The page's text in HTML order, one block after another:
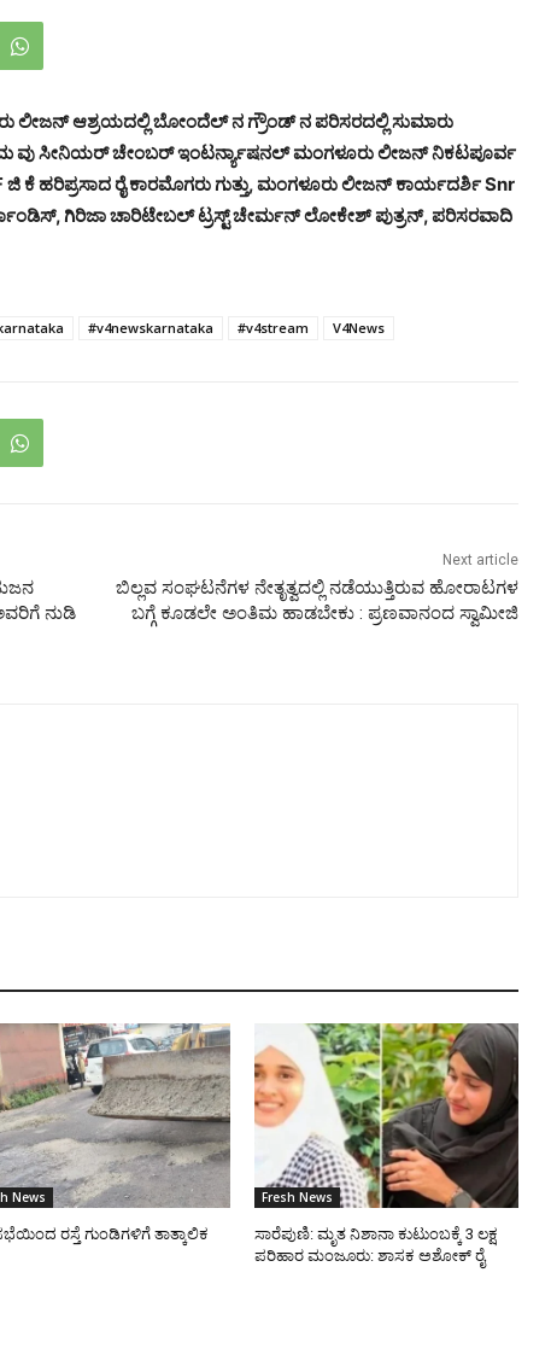
ಲೀಜನ್ ಆಶ್ರಯದಲ್ಲಿ ಬೋಂದೆಲ್ ನ ಗ್ರೌಂಡ್ ನ ಪರಿಸರದಲ್ಲಿ ಸುಮಾರು
ವು ಸೀನಿಯರ್ ಚೇಂಬರ್ ಇಂಟರ್ನ್ಯಾಷನಲ್ ಮಂಗಳೂರು ಲೀಜನ್ ನಿಕಟಪೂರ್ವ
ಕೆ ಹರಿಪ್ರಸಾದ ರೈ ಕಾರಮೊಗರು ಗುತ್ತು, ಮಂಗಳೂರು ಲೀಜನ್ ಕಾರ್ಯದರ್ಶಿ Snr
ಗಿರಿಜಾ ಚಾರಿಟೇಬಲ್ ಟ್ರಸ್ಟ್ ಚೇರ್ಮನ್ ಲೋಕೇಶ್ ಪುತ್ರನ್, ಪರಿಸರವಾದಿ
#v4newskarnataka #v4stream V4News
ನುಡಿ
Next article
ಬಿಲ್ಲವ ಸಂಘಟನೆಗಳ ನೇತೃತ್ವದಲ್ಲಿ ನಡೆಯುತ್ತಿರುವ ಹೋರಾಟಗಳ
ಬಗ್ಗೆ ಕೂಡಲೇ ಅಂತಿಮ ಹಾಡಬೇಕು : ಪ್ರಣವಾನಂದ ಸ್ವಾಮೀಜಿ
News
ರಸ್ತೆ ಗುಂಡಿಗಳಿಗೆ ತಾತ್ಕಾಲಿಕ
Fresh News
ಸಾರೆಪುಣಿ: ಮೃತ ನಿಶಾನಾ ಕುಟುಂಬಕ್ಕೆ 3 ಲಕ್ಷ
ಪರಿಹಾರ ಮಂಜೂರು: ಶಾಸಕ ಅಶೋಕ್ ರೈ